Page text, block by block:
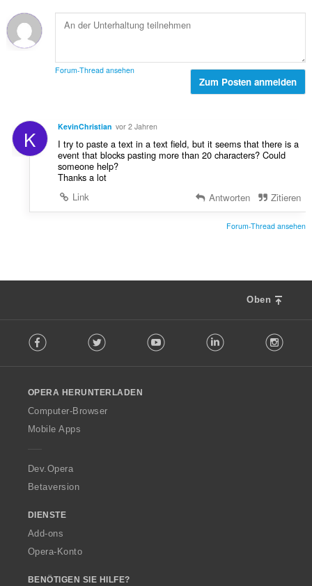
e
r
t
g
e
B
e
n
e
n
Forum-Thread ansehen
Zum Posten anmelden
K KevinChristian vor 2 Jahren
I try to paste a text in a text field, but it seems that there is a
event that blocks pasting more than 20 characters? Could
someone help?
Thanks a lot
Link
Antworten Zitieren
Forum-Thread ansehen
Oben
o
w
O
p
a
Facebook Twitter Youtube LinkedIn
OPERA HERUNTERLADEN
Computer-Browser
Mobile Apps
Dev.Opera
Betaversion
DIENSTE
Add-ons
Opera-Konto
BENÖTIGEN SIE HILFE?